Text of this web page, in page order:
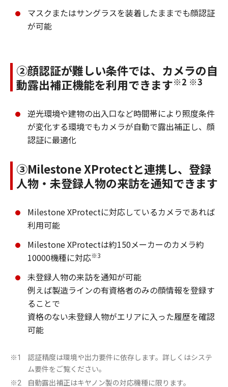
マスクまたはサングラスを装着したままでも顔認証
が可能
②顔認証が難しい条件では、カメラの自
動露出補正機能を利用できます※2 ※3
逆光環境や建物の出入口など時間帯により照度条件
が変化する環境でもカメラが自動で露出補正し、顔
認証に最適化
③Milestone XProtectと連携し、登録
人物・未登録人物の来訪を通知できます
Milestone XProtectに対応しているカメラであれば
利用可能
Milestone XProtectは約150メーカーのカメラ約
10000機種に対応※3
未登録人物の来訪を通知が可能
例えば製造ラインの有資格者のみの顔情報を登録す
ることで
資格のない未登録人物がエリアに入った履歴を確認
可能
※1
認証精度は環境や出力要件に依存します。詳しくはシステ
ム要件をご覧ください。
※2 自動露出補正はキヤノン製の対応機種に限ります。